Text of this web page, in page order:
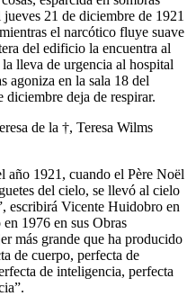
21 de diciembre de 1921
el narcótico fluye suave
del edificio la encuentra al
lleva de urgencia al hospital
agoniza en la sala 18 del
diciembre deja de respirar.
de la †, Teresa Wilms
año 1921, cuando el Père Noël
del cielo, se llevó al cielo
escribirá Vicente Huidobro en
1976 en sus Obras
más grande que ha producido
de cuerpo, perfecta de
de inteligencia, perfecta